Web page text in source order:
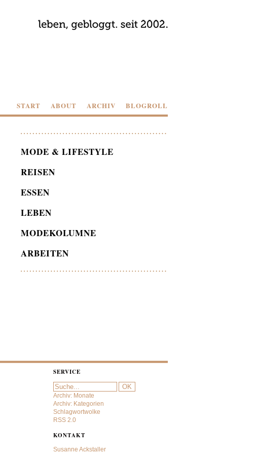
START ABOUT ARCHIV BLOGROLL
MODE & LIFESTYLE
REISEN
ESSEN
LEBEN
MODEKOLUMNE
ARBEITEN
SERVICE
Archiv: Monate
Archiv: Kategorien
Schlagwortwolke
RSS 2.0
KONTAKT
Susanne Ackstaller